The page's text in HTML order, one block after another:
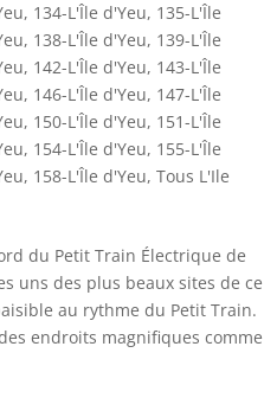
, 134-L'Île d'Yeu, 135-L'Île
, 138-L'Île d'Yeu, 139-L'Île
, 142-L'Île d'Yeu, 143-L'Île
, 146-L'Île d'Yeu, 147-L'Île
, 150-L'Île d'Yeu, 151-L'Île
, 154-L'Île d'Yeu, 155-L'Île
, 158-L'Île d'Yeu, Tous L'Ile
du Petit Train Électrique de
uns des plus beaux sites de ce
au rythme du Petit Train.
endroits magnifiques comme